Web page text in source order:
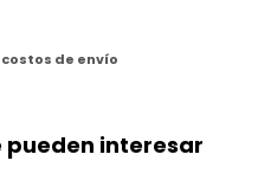
de envío
pueden interesar